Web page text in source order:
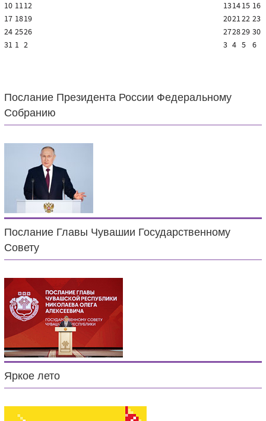
10 1112 131415 16
17 1819 202122 23
24 2526 272829 30
31 1 2 3 4 5 6
Послание Президента России Федеральному
Собранию
Послание Главы Чувашии Государственному
Совету
Яркое лето